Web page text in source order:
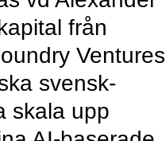
från
Ventures
svensk-
skala upp